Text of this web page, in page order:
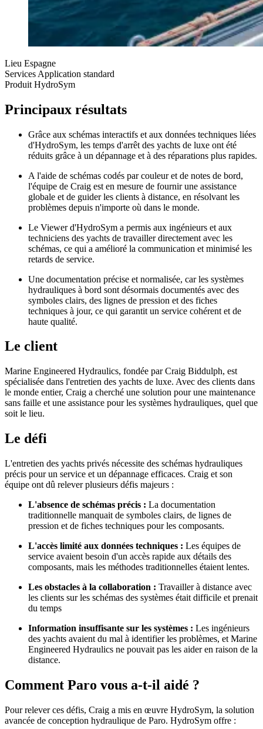
Lieu Espagne
Services Application standard
Produit HydroSym
Principaux résultats
Grâce aux schémas interactifs et aux données techniques liées
d'HydroSym, les temps d'arrêt des yachts de luxe ont été
réduits grâce à un dépannage et à des réparations plus rapides.
A l'aide de schémas codés par couleur et de notes de bord,
l'équipe de Craig est en mesure de fournir une assistance
globale et de guider les clients à distance, en résolvant les
problèmes depuis n'importe où dans le monde.
Le Viewer d'HydroSym a permis aux ingénieurs et aux
techniciens des yachts de travailler directement avec les
schémas, ce qui a amélioré la communication et minimisé les
retards de service.
Une documentation précise et normalisée, car les systèmes
hydrauliques à bord sont désormais documentés avec des
symboles clairs, des lignes de pression et des fiches
techniques à jour, ce qui garantit un service cohérent et de
haute qualité.
Le client
Marine Engineered Hydraulics, fondée par Craig Biddulph, est
spécialisée dans l'entretien des yachts de luxe. Avec des clients dans
le monde entier, Craig a cherché une solution pour une maintenance
sans faille et une assistance pour les systèmes hydrauliques, quel que
soit le lieu.
Le défi
L'entretien des yachts privés nécessite des schémas hydrauliques
précis pour un service et un dépannage efficaces. Craig et son
équipe ont dû relever plusieurs défis majeurs :
L'absence de schémas précis : La documentation
traditionnelle manquait de symboles clairs, de lignes de
pression et de fiches techniques pour les composants.
L'accès limité aux données techniques : Les équipes de
service avaient besoin d'un accès rapide aux détails des
composants, mais les méthodes traditionnelles étaient lentes.
Les obstacles à la collaboration : Travailler à distance avec
les clients sur les schémas des systèmes était difficile et prenait
du temps
Information insuffisante sur les systèmes : Les ingénieurs
des yachts avaient du mal à identifier les problèmes, et Marine
Engineered Hydraulics ne pouvait pas les aider en raison de la
distance.
Comment Paro vous a-t-il aidé ?
Pour relever ces défis, Craig a mis en œuvre HydroSym, la solution
avancée de conception hydraulique de Paro. HydroSym offre :